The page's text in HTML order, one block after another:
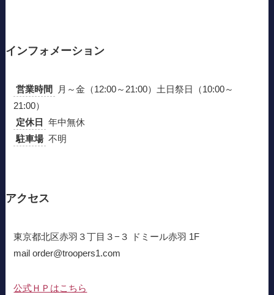
インフォメーション
営業時間
月～金（12:00～21:00）土日祭日（10:00～
21:00）
定休日
年中無休
駐車場 不明
アクセス
東京都北区赤羽３丁目３−３ ドミール赤羽 1F
mail order@troopers1.com
公式ＨＰはこちら